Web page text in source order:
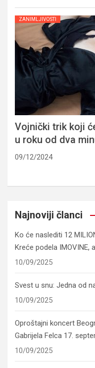
ZANIMLJIVOSTI
Vojnički trik koji
u roku od dva
09/12/2024
Najnoviji članci
Ko će naslediti 12
Kreće podela IMOVINE,
10/09/2025
Svest u snu: Jedna od
10/09/2025
Oproštajni koncert
Gabrijela Felca 17.
10/09/2025